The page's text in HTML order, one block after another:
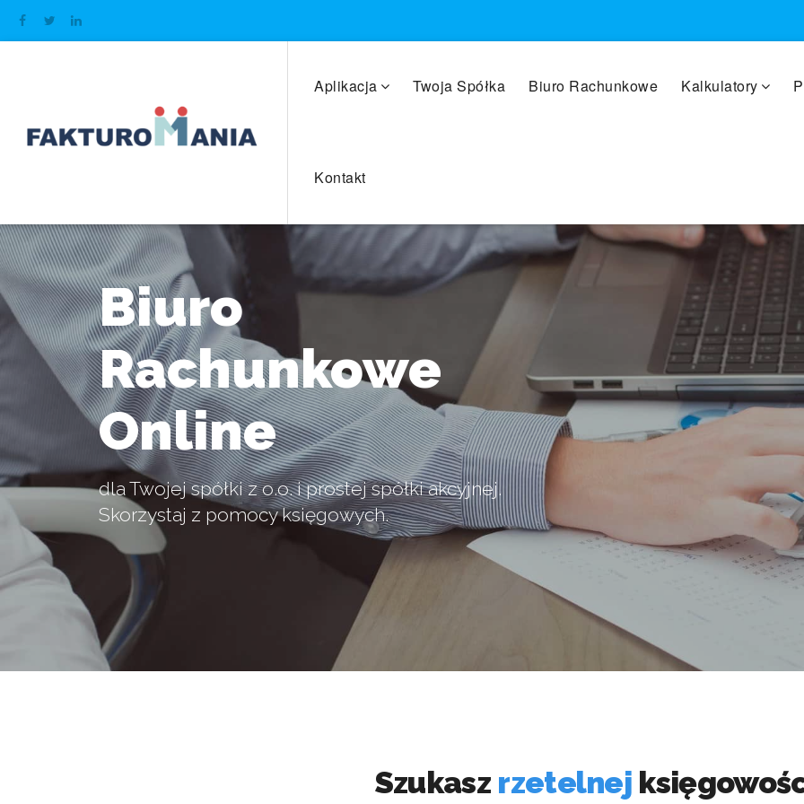
Aplikacja Twoja Spółka Biuro Rachunkowe Kalkulatory
Kontakt
Biuro
Rachunkowe
Online
dla Twojej spółki z o.o. i prostej spółki akcyjnej.
Skorzystaj z pomocy księgowych.
Szukasz rzetelnej